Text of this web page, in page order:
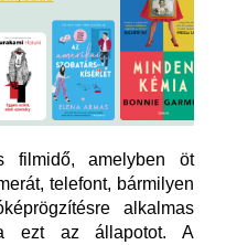
filmidő, amelyben öt
telefont, bármilyen
alkalmas
ezt az állapotot. A